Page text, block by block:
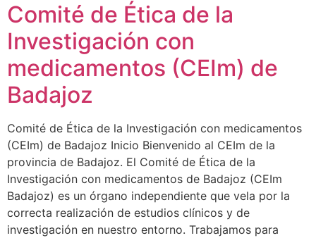
Comité de Ética de la
Investigación con
medicamentos (CEIm) de
Badajoz
Comité de Ética de la Investigación con medicamentos
(CEIm) de Badajoz Inicio Bienvenido al CEIm de la
provincia de Badajoz. El Comité de Ética de la
Investigación con medicamentos de Badajoz (CEIm
Badajoz) es un órgano independiente que vela por la
correcta realización de estudios clínicos y de
investigación en nuestro entorno. Trabajamos para